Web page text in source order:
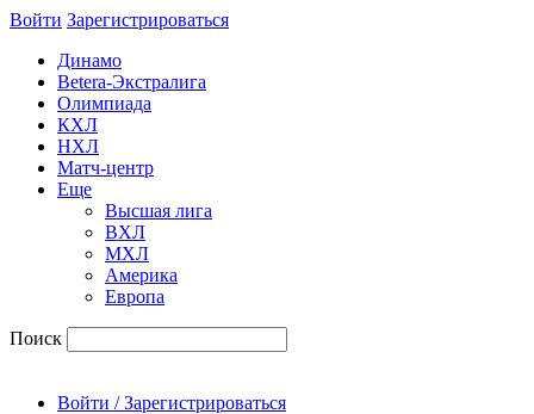
Войти Зарегиcтрироваться
Динамо
Betera-Экстралига
Олимпиада
КХЛ
НХЛ
Матч-центр
Еще
Высшая лига
ВХЛ
МХЛ
Америка
Европа
Поиск
Войти / Зарегистрироваться